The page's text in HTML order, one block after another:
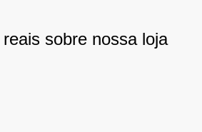
sobre nossa loja